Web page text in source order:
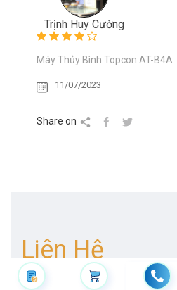
Trịnh Huy Cường
Máy Thủy Bình Topcon AT-B4A
11/07/2023
Share on
Liên Hệ
Với Chúng Tôi